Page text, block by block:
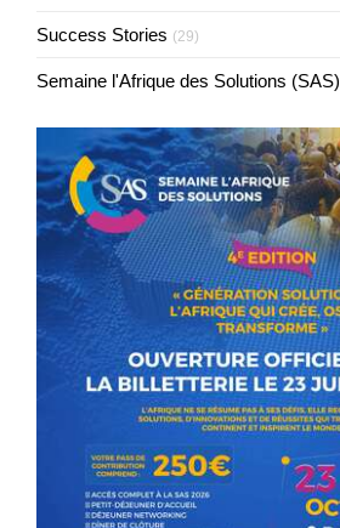
Success Stories (29)
Semaine l'Afrique des Solutions (SAS)